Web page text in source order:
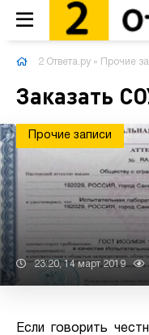
2 Ответа.ру » Прочие
Заказать
Прочие записи
23:20, 14 март 2019
Если говорить